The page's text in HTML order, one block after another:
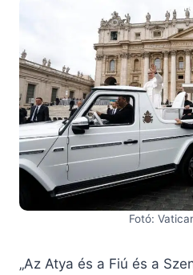
Fotó:
„Az Atya és a Fiú és a